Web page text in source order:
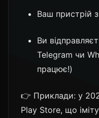
Ваш пристрій
Ви
Telegram чи
працює!)
👉 Приклади: у
Play Store, що